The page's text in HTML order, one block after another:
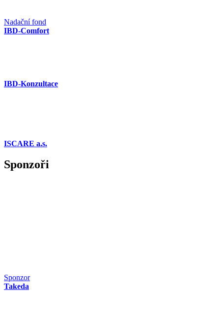
Nadační fond
IBD-Comfort
IBD-Konzultace
ISCARE a.s.
Sponzoři
Sponzor
Takeda